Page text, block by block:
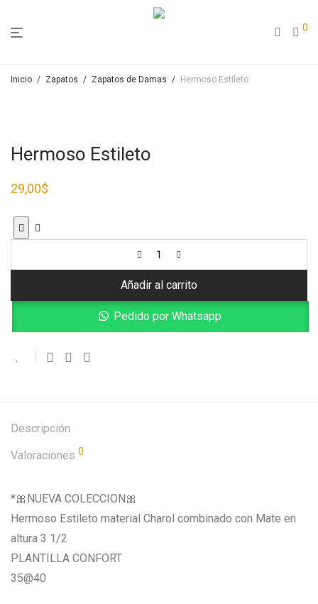
0
Inicio / Zapatos / Zapatos de Damas / Hermoso Estileto
Hermoso Estileto
29,00$
Añadir al carrito
Pedido por Whatsapp
Descripción
Valoraciones 0
*🎀NUEVA COLECCION🎀
Hermoso Estileto material Charol combinado con Mate en
altura 3 1/2
PLANTILLA CONFORT
35@40